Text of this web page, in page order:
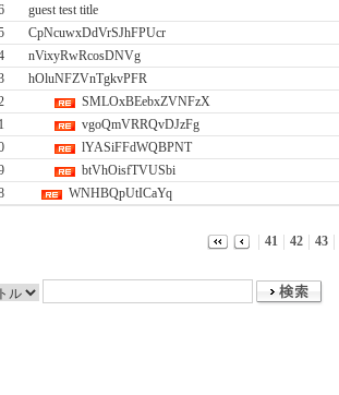
guest test title
CpNcuwxDdVrSJhFPUcr
nVixyRwRcosDNVg
hOluNFZVnTgkvPFR
SMLOxBEebxZVNFzX
vgoQmVRRQvDJzFg
lYASiFFdWQBPNT
btVhOisfTVUSbi
WNHBQpUtICaYq
41 42 43